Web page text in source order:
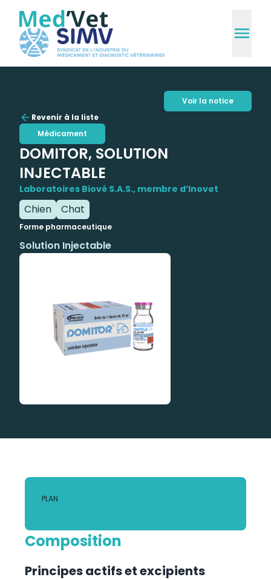
Revenir à la liste
Médicament
DOMITOR, SOLUTION
INJECTABLE
Laboratoires Biové S.A.S., membre d’Inovet
Chien Chat
Forme pharmaceutique
Solution Injectable
Voir la notice
Composition
Principes actifs et excipients
PLAN